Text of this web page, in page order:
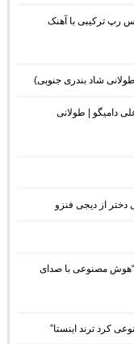
رپ ترکیبی با آهنک
دیجی رهام و علی دامیگو | طولانی
دختر از دیجی فنزو
“هوش مصنوعی با صدای